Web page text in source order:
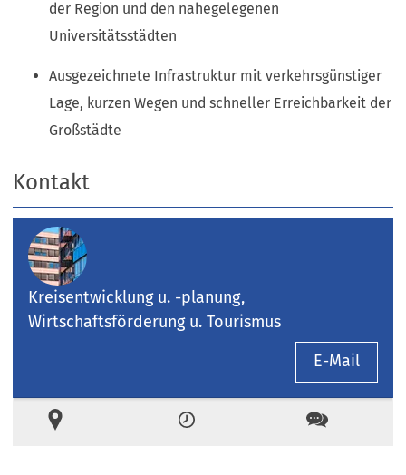
der Region und den nahegelegenen
Universitätsstädten
Ausgezeichnete Infrastruktur mit verkehrsgünstiger
Lage, kurzen Wegen und schneller Erreichbarkeit der
Großstädte
Kontakt
Kreisentwicklung u. -planung,
Wirtschaftsförderung u. Tourismus
E-Mail
Zeiten Kontakt